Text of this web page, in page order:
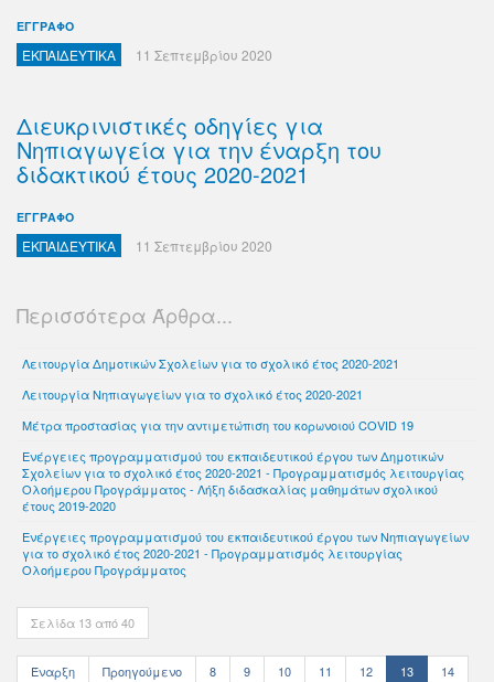
ΕΓΓΡΑΦΟ
ΕΚΠΑΙΔΕΥΤΙΚΑ 11 Σεπτεμβρίου 2020
Διευκρινιστικές οδηγίες για
Νηπιαγωγεία για την έναρξη του
διδακτικού έτους 2020-2021
ΕΓΓΡΑΦΟ
ΕΚΠΑΙΔΕΥΤΙΚΑ 11 Σεπτεμβρίου 2020
Περισσότερα Άρθρα...
Λειτουργία Δημοτικών Σχολείων για το σχολικό έτος 2020-2021
Λειτουργία Νηπιαγωγείων για το σχολικό έτος 2020-2021
Μέτρα προστασίας για την αντιμετώπιση του κορωνοιού COVID 19
Ενέργειες προγραμματισμού του εκπαιδευτικού έργου των Δημοτικών
Σχολείων για το σχολικό έτος 2020-2021 - Προγραμματισμός λειτουργίας
Ολοήμερου Προγράμματος - Λήξη διδασκαλίας μαθημάτων σχολικού
έτους 2019-2020
Ενέργειες προγραμματισμού του εκπαιδευτικού έργου των Νηπιαγωγείων
για το σχολικό έτος 2020-2021 - Προγραμματισμός λειτουργίας
Ολοήμερου Προγράμματος
Σελίδα 13 από 40
Έναρξη Προηγούμενο 8 9 10 11 12 13 14